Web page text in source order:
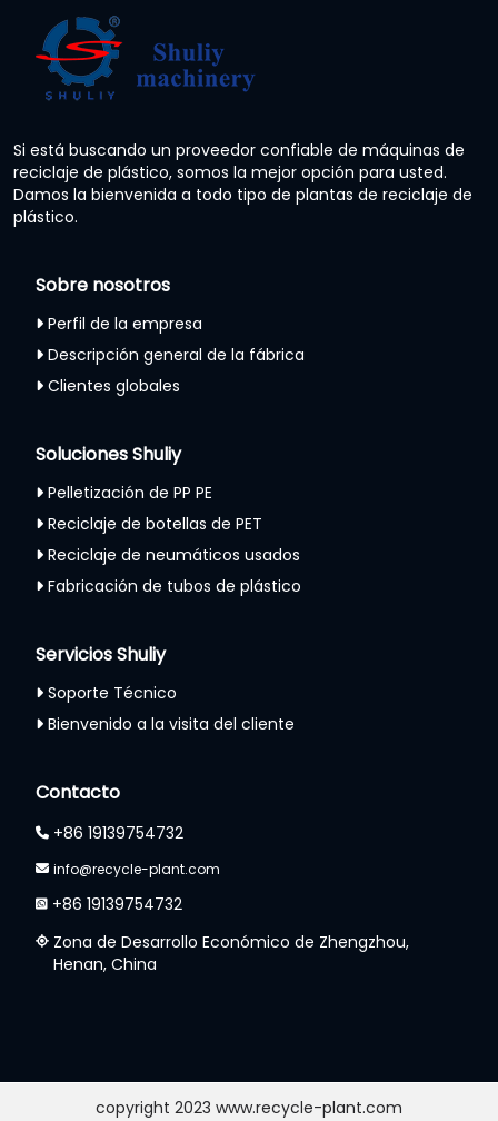
Si está buscando un proveedor confiable de máquinas de
reciclaje de plástico, somos la mejor opción para usted.
Damos la bienvenida a todo tipo de plantas de reciclaje de
plástico.
Sobre nosotros
Perfil de la empresa
Descripción general de la fábrica
Clientes globales
Soluciones Shuliy
Pelletización de PP PE
Reciclaje de botellas de PET
Reciclaje de neumáticos usados
Fabricación de tubos de plástico
Servicios Shuliy
Soporte Técnico
Bienvenido a la visita del cliente
Contacto
+86 19139754732
info@recycle-plant.com
+86 19139754732
Zona de Desarrollo Económico de Zhengzhou,
Henan, China
copyright 2023 www.recycle-plant.com